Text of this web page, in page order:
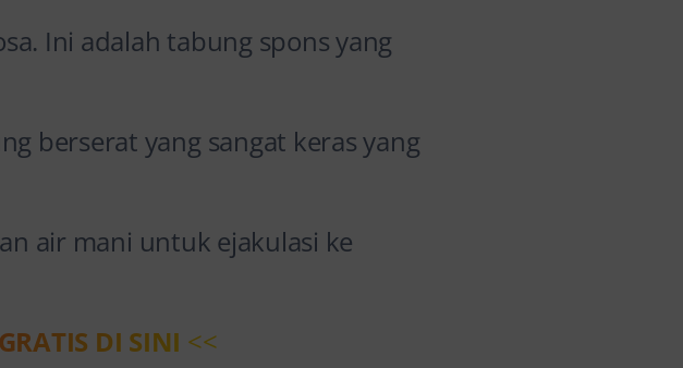
Ini adalah tabung spons yang
berserat yang sangat keras yang
air mani untuk ejakulasi ke
DI SINI <<